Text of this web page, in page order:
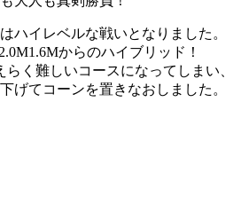
ハイレベルな戦いとなりました。
からのハイブリッド！
く難しいコースになってしまい、
げてコーンを置きなおしました。